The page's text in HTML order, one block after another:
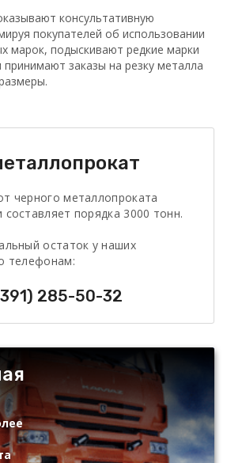
консультативную
покупателей об использовании
марок, подыскивают редкие марки
принимают заказы на резку металла
черного металлопроката
порядка 3000 тонн.
остаток у наших
телефонам:
285-50-32